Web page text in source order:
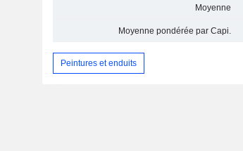
Moyenne
Moyenne pondérée par Capi.
Peintures et enduits